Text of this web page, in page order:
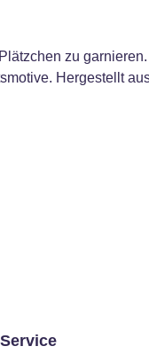
zu
Hergestellt
Service